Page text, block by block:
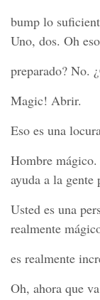
bump lo
Uno, dos. Oh
preparado? No.
Magic! Abrir.
Eso es una
Hombre
ayuda a la gente
Usted es una
realmente
es realmente
Oh, ahora que